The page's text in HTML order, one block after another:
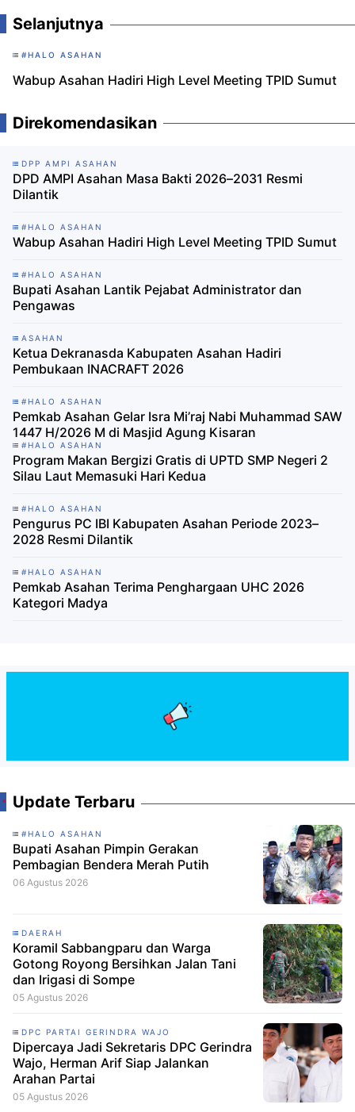
Selanjutnya
#HALO ASAHAN
Wabup Asahan Hadiri High Level Meeting TPID Sumut
Direkomendasikan
DPP AMPI ASAHAN
DPD AMPI Asahan Masa Bakti 2026–2031 Resmi
Dilantik
#HALO ASAHAN
Wabup Asahan Hadiri High Level Meeting TPID Sumut
#HALO ASAHAN
Bupati Asahan Lantik Pejabat Administrator dan
Pengawas
ASAHAN
Ketua Dekranasda Kabupaten Asahan Hadiri
Pembukaan INACRAFT 2026
#HALO ASAHAN
Pemkab Asahan Gelar Isra Mi’raj Nabi Muhammad SAW
1447 H/2026 M di Masjid Agung Kisaran
#HALO ASAHAN
Program Makan Bergizi Gratis di UPTD SMP Negeri 2
Silau Laut Memasuki Hari Kedua
#HALO ASAHAN
Pengurus PC IBI Kabupaten Asahan Periode 2023–
2028 Resmi Dilantik
#HALO ASAHAN
Pemkab Asahan Terima Penghargaan UHC 2026
Kategori Madya
Update Terbaru
#HALO ASAHAN
Bupati Asahan Pimpin Gerakan
Pembagian Bendera Merah Putih
06 Agustus 2026
DAERAH
Koramil Sabbangparu dan Warga
Gotong Royong Bersihkan Jalan Tani
dan Irigasi di Sompe
05 Agustus 2026
DPC PARTAI GERINDRA WAJO
Dipercaya Jadi Sekretaris DPC Gerindra
Wajo, Herman Arif Siap Jalankan
Arahan Partai
05 Agustus 2026